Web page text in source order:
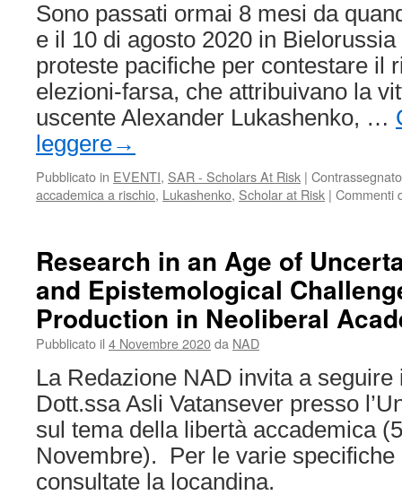
Sono passati ormai 8 mesi da
e il 10 di agosto 2020 in
proteste pacifiche per contestare il
elezioni-farsa, che attribuivano la
uscente Alexander Lukashenko, …
leggere→
Pubblicato in EVENTI, SAR - Scholars At Risk | Contrassegnato
accademica a rischio, Lukashenko, Scholar at Risk | Commenti
Research in an Age of
and Epistemological
Production in Neoliberal
Pubblicato il 4 Novembre 2020da NAD
La Redazione NAD invita a
Dott.ssa Asli Vatansever presso
sul tema della libertà accademica
Novembre). Per le varie specifiche
consultate la locandina.